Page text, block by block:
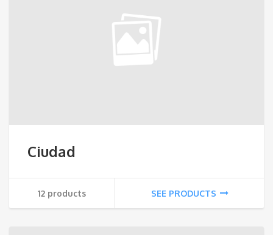
Ciudad
12 products SEE PRODUCTS